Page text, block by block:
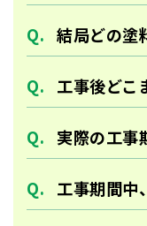
結局どの塗
工事後どこ
実際の工事
工事期間中